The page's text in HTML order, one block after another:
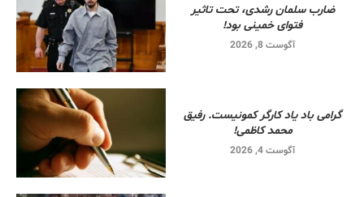
ضارب سلمان رشدی، تحت تاثیر
فتوای خمینی بود!
آگوست 8, 2026
گرامی باد یاد کارگر کمونیست. رفیق
محمد کاظمی!
آگوست 4, 2026